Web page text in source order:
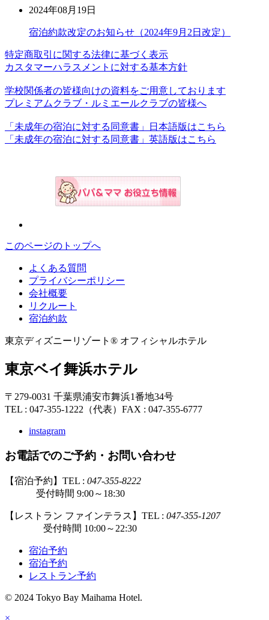
2024年08月19日
宿泊約款改定のお知らせ（2024年9月2日改定）
特定商取引に関する法律に基づく表示
カスタマーハラスメントに対する基本方針
学校関係者の皆様向けの資料をご用意しております
プレミアムクラブ・ルミエールクラブの皆様へ
「未成年の宿泊に対する同意書」日本語版はこちら
「未成年の宿泊に対する同意書」英語版はこちら
このページのトップへ
よくある質問
プライバシーポリシー
会社概要
リクルート
宿泊約款
東京ディズニーリゾート® オフィシャルホテル
東京ベイ舞浜ホテル
〒279-0031 千葉県浦安市舞浜1番地34号
TEL : 047-355-1222（代表） FAX : 047-355-6777
instagram
お電話でのご予約・お問い合わせ
【宿泊予約】TEL : 047-355-8222
受付時間 9:00～18:30
【レストラン ファインテラス】TEL : 047-355-1207
受付時間 10:00～22:30
宿泊予約
宿泊予約
レストラン予約
© 2024 Tokyo Bay Maihama Hotel.
×